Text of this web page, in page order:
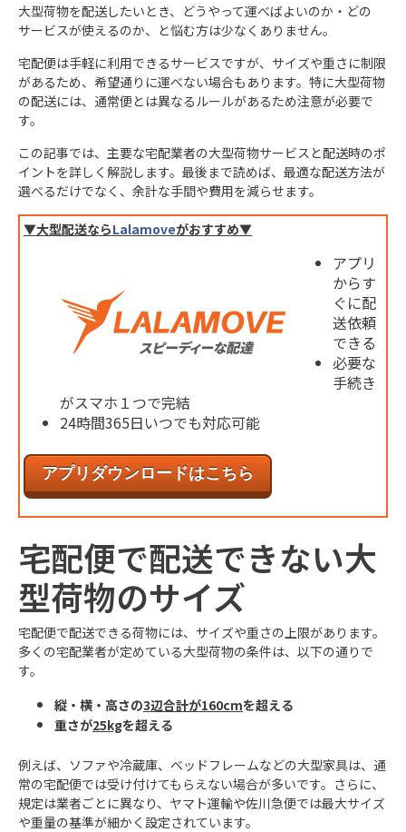
大型荷物を配送したいとき、どうやって運べばよいのか・どの
サービスが使えるのか、と悩む方は少なくありません。
宅配便は手軽に利用できるサービスですが、サイズや重さに制限
があるため、希望通りに運べない場合もあります。特に大型荷物
の配送には、通常便とは異なるルールがあるため注意が必要で
す。
この記事では、主要な宅配業者の大型荷物サービスと配送時のポ
イントを詳しく解説します。最後まで読めば、最適な配送方法が
選べるだけでなく、余計な手間や費用を減らせます。
▼大型配送ならLalamoveがおすすめ▼
アプリ
からす
ぐに配
送依頼
できる
必要な
手続き
がスマホ１つで完結
24時間365日いつでも対応可能
アプリダウンロードはこちら
宅配便で配送できない大
型荷物のサイズ
宅配便で配送できる荷物には、サイズや重さの上限があります。
多くの宅配業者が定めている大型荷物の条件は、以下の通りで
す。
縦・横・高さの3辺合計が160cmを超える
重さが25kgを超える
例えば、ソファや冷蔵庫、ベッドフレームなどの大型家具は、通
常の宅配便では受け付けてもらえない場合が多いです。さらに、
規定は業者ごとに異なり、ヤマト運輸や佐川急便では最大サイズ
や重量の基準が細かく設定されています。